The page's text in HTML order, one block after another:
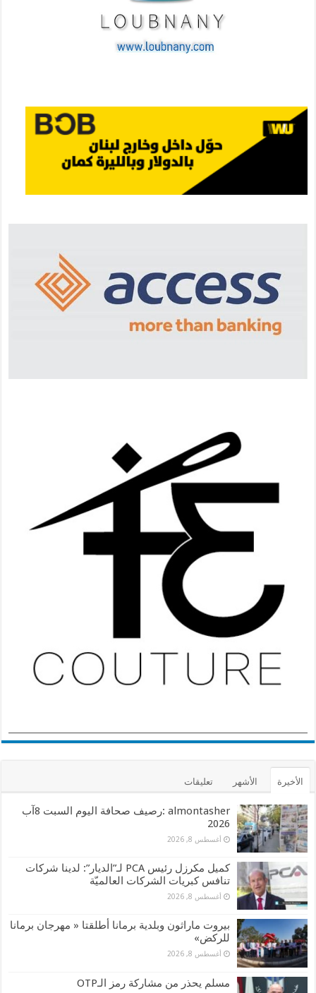
الأخيرة الأشهر تعليقات
almontasher :رصيف صحافة اليوم السبت 8آب
2026
أغسطس 8, 2026
كميل مكرزل رئيس PCA لـ”الديار”: لدينا شركات
تنافس كبريات الشركات العالميّة
أغسطس 8, 2026
بيروت ماراثون وبلدية برمانا أطلقتا « مهرجان برمانا
للركض»
أغسطس 8, 2026
مسلم يحذر من مشاركة رمز الـOTP